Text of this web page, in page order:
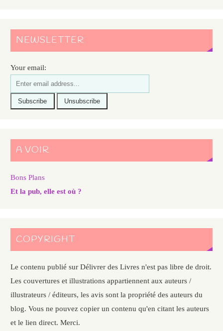
NEWSLETTER
Your email:
A VOIR
Bons Plans
Et la pub, elle est où ?
COPYRIGHT
Le contenu publié sur Délivrer des Livres n'est pas libre de droit.
Les couvertures et illustrations appartiennent aux auteurs /
illustrateurs / éditeurs, les avis sont la propriété des auteurs du
blog. Vous ne pouvez copier un contenu qu'en citant les auteurs
et le lien direct. Merci.